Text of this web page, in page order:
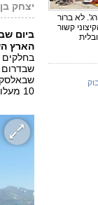
יצחק בן
ביום
הארץ
שבדרום
10 מעלות מתחת לאפס.
לא ברור
קשור